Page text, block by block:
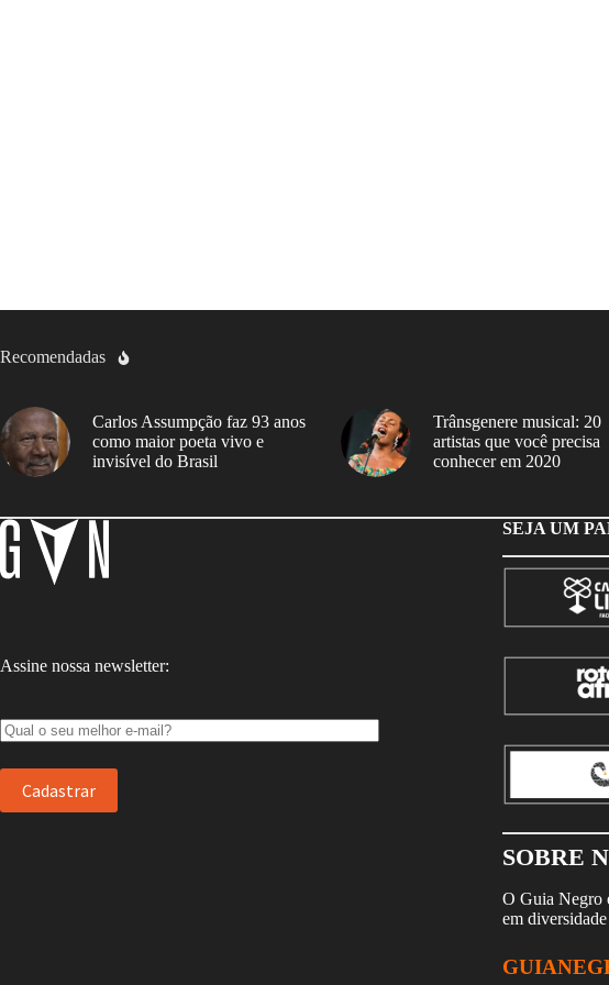
Recomendadas
Carlos Assumpção faz 93 anos
como maior poeta vivo e
invisível do Brasil
Trânsgenere musical: 20
artistas que você precisa
conhecer em 2020
Assine nossa newsletter:
SEJA UM
SOBRE
O Guia Negro
em